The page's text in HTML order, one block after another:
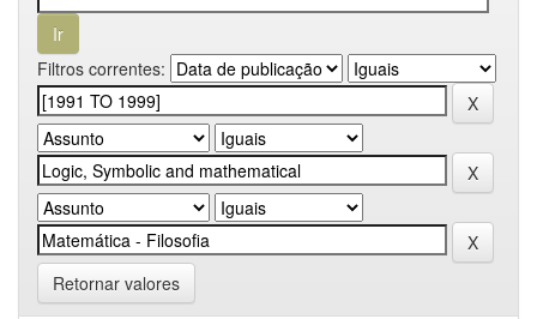
Filtros correntes:
Retornar valores